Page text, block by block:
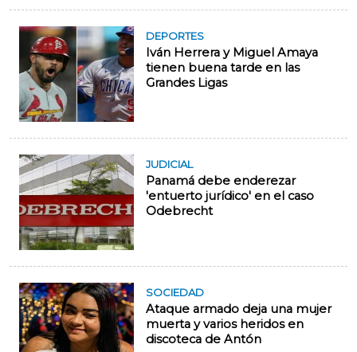
DEPORTES
Iván Herrera y Miguel Amaya
tienen buena tarde en las
Grandes Ligas
JUDICIAL
Panamá debe enderezar
'entuerto jurídico' en el caso
Odebrecht
SOCIEDAD
Ataque armado deja una mujer
muerta y varios heridos en
discoteca de Antón